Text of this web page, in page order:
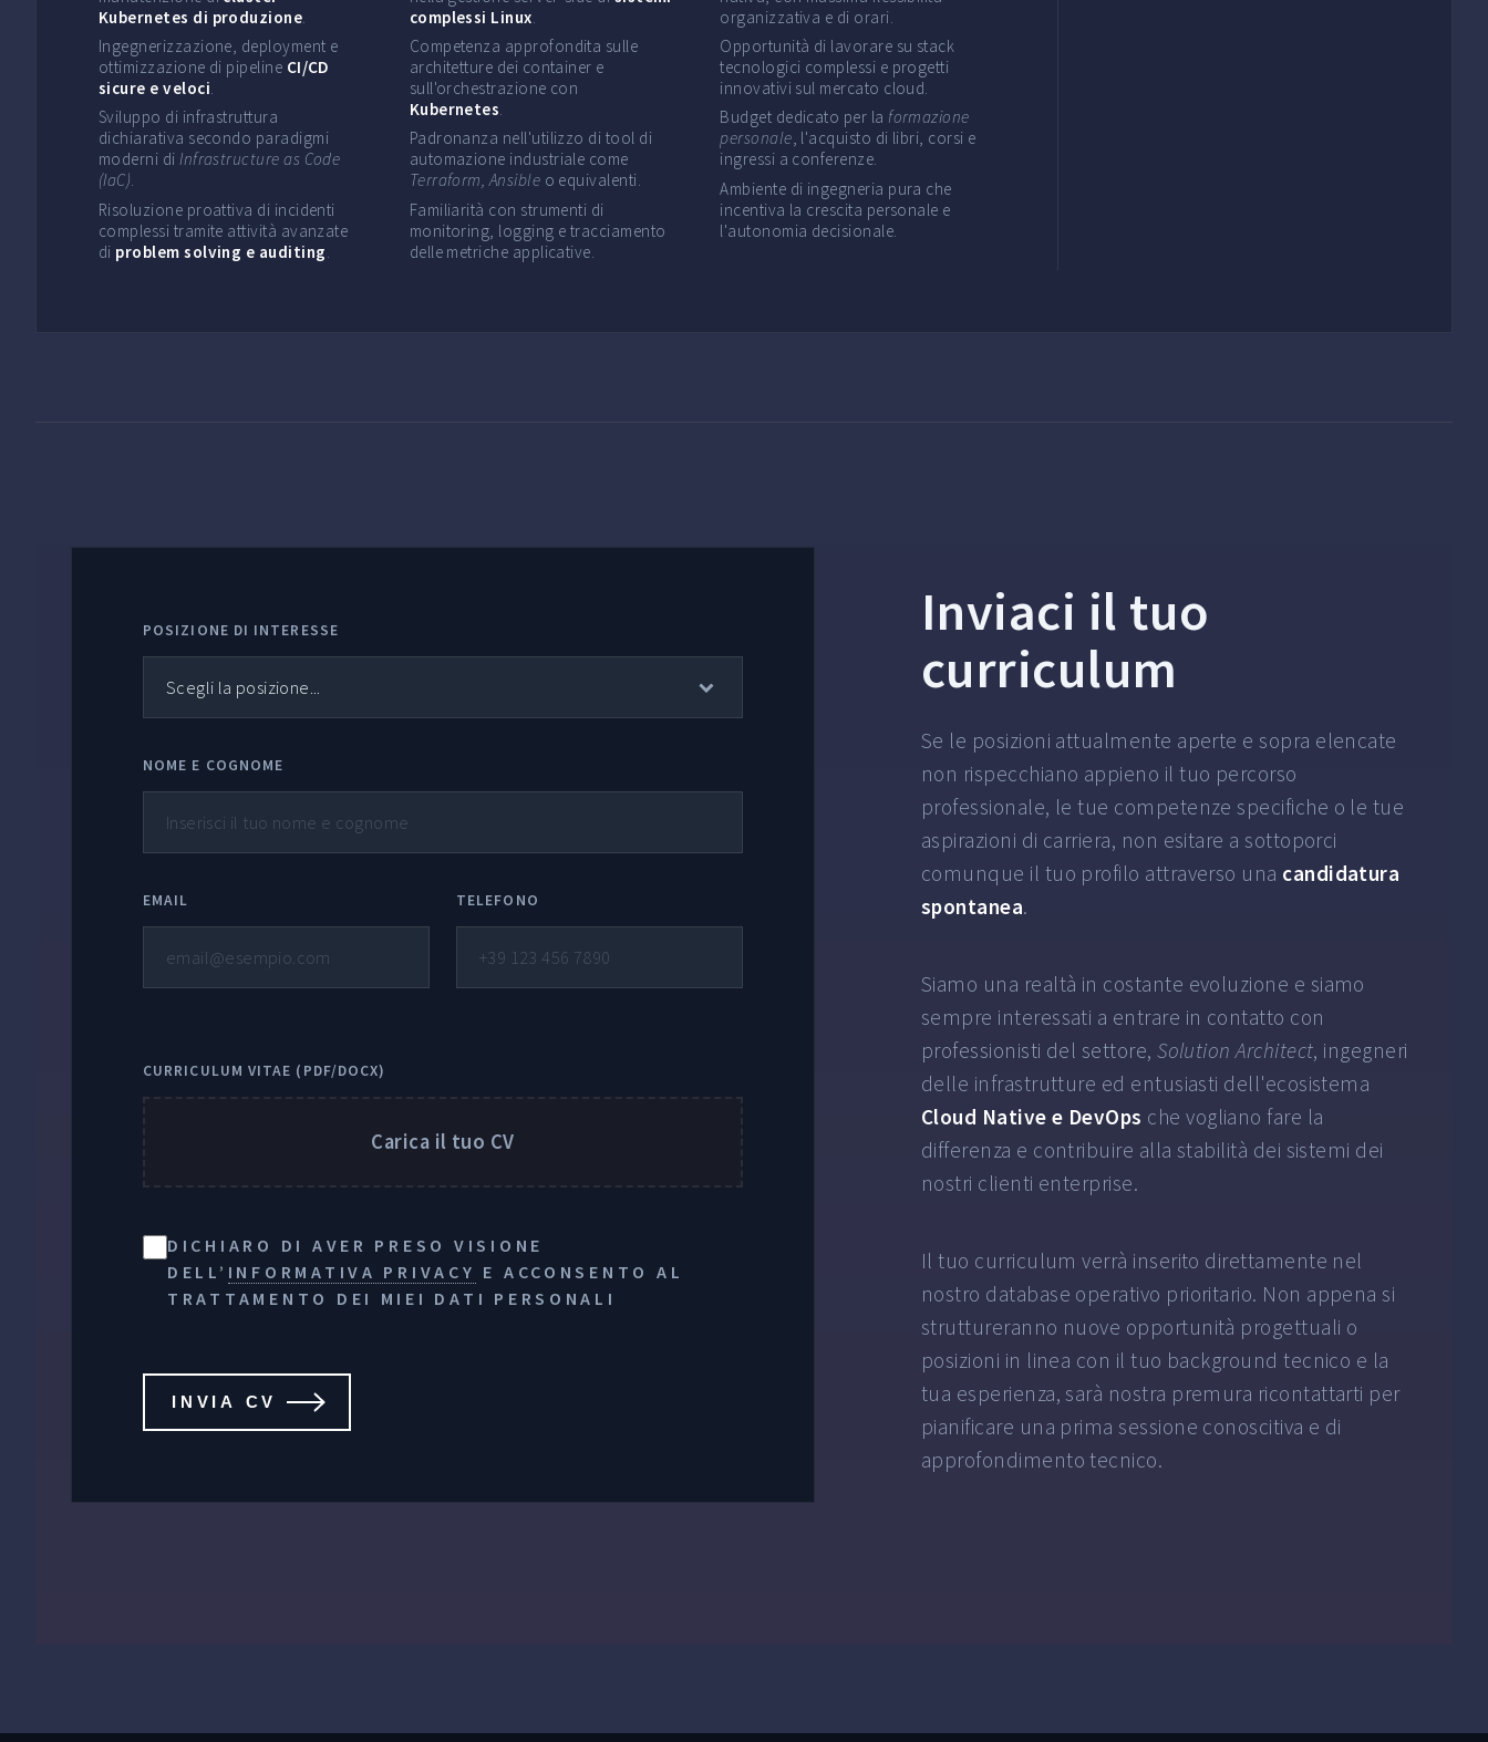
Kubernetes di produzione.
Ingegnerizzazione, deployment e
ottimizzazione di pipeline CI/CD
sicure e veloci.
Sviluppo di infrastruttura
dichiarativa secondo paradigmi
moderni diInfrastructure as Code
(IaC).
Risoluzione proattiva di incidenti
complessi tramite attività avanzate
di problem solving e auditing
complessi Linux.
Competenza approfondita sulle
architetture dei container e
sull'orchestrazione con
Kubernetes.
Padronanza nell'utilizzo di tool di
automazione industriale come
Terraform, Ansible o equivalenti.
Familiarità con strumenti di
monitoring, logging e tracciamento
delle metriche applicative.
organizzativa e di orari.
Opportunità di lavorare su stack
tecnologici complessi e progetti
innovativi sul mercato cloud.
Budget dedicato per la formazione
personale, l'acquisto di libri, corsi e
ingressi a conferenze.
Ambiente di ingegneria pura che
incentiva la crescita personale e
l'autonomia decisionale.
POSIZIONE DI INTERESSE
NOME E COGNOME
EMAIL TELEFONO
CURRICULUM VITAE (PDF/DOCX)
Carica il tuo CV
DICHIARO DI AVER PRESO VISIONE
DELL’ INFORMATIVA PRIVACY E ACCONSENTO AL
TRATTAMENTO DEI MIEI DATI PERSONALI
INVIA CV
Inviaci il tuo
curriculum
Se le posizioni attualmente aperte e sopra elencate
non rispecchiano appieno il tuo percorso
professionale, le tue competenze specifiche o le tue
aspirazioni di carriera, non esitare a sottoporci
comunque il tuo profilo attraverso una candidatura
spontanea.
Siamo una realtà in costante evoluzione e siamo
sempre interessati a entrare in contatto con
professionisti del settore,Solution Architect, ingegneri
delle infrastrutture ed entusiasti dell'ecosistema
Cloud Native e DevOps che vogliano fare la
differenza e contribuire alla stabilità dei sistemi dei
nostri clienti enterprise.
Il tuo curriculum verrà inserito direttamente nel
nostro database operativo prioritario. Non appena si
struttureranno nuove opportunità progettuali o
posizioni in linea con il tuo background tecnico e la
tua esperienza, sarà nostra premura ricontattarti per
pianificare una prima sessione conoscitiva e di
approfondimento tecnico.